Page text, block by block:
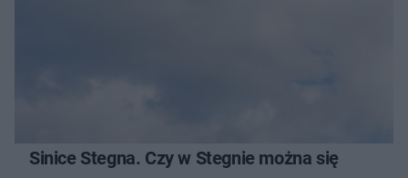
Sinice Stegna. Czy w Stegnie można się